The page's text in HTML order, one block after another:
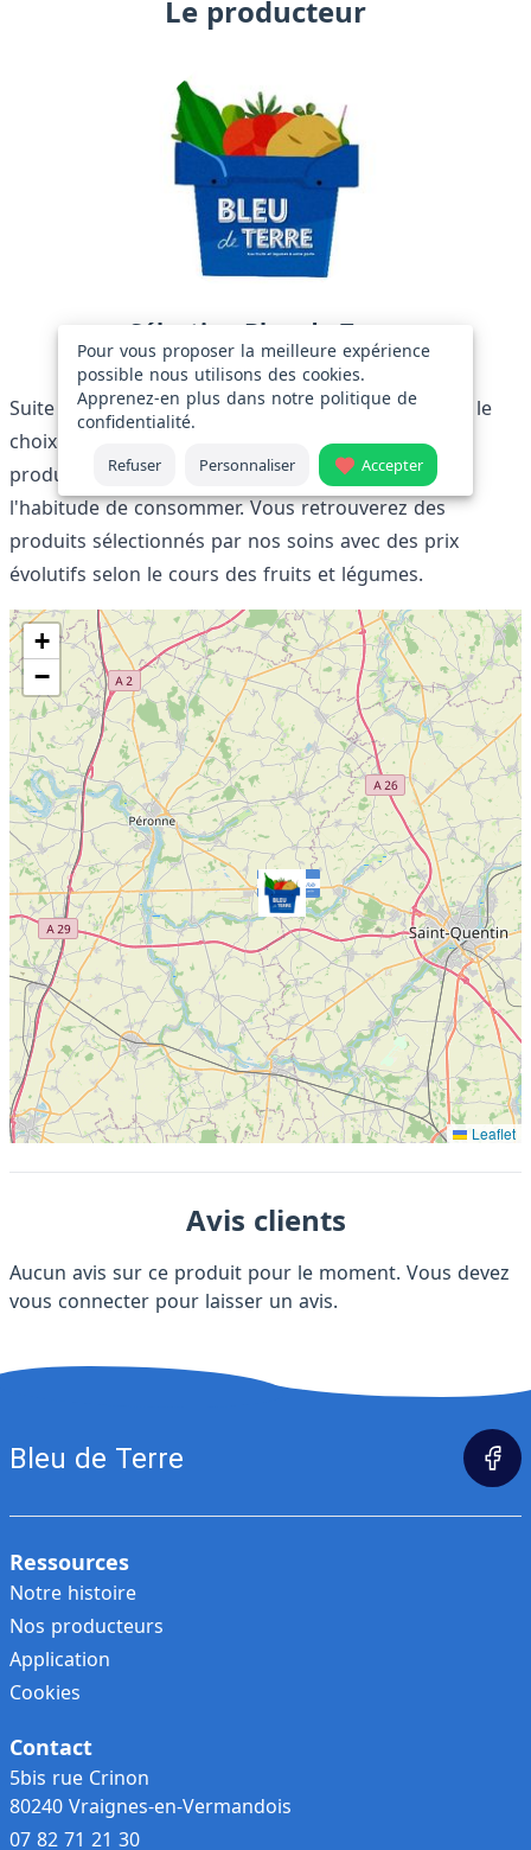
Pour vous proposer la meilleure expérience
possible nous utilisons des cookies.
Apprenez-en plus dans notre politique de
confidentialité.
Refuser Personnaliser Accepter
Le producteur
Sélection Bleu de Terre
Ce producteur se situe à 0.04km de Bleu de Terre
Suite à de nombreuses demandes, nous avons fait le
choix de compléter notre gamme locale par des
produits d'ailleurs. Des produits que nous avons
l'habitude de consommer. Vous retrouverez des
produits sélectionnés par nos soins avec des prix
évolutifs selon le cours des fruits et légumes.
+
−
Leaflet
Avis clients
Aucun avis sur ce produit pour le moment. Vous devez
vous connecter pour laisser un avis.
Bleu de Terre
Ressources
Notre histoire
Nos producteurs
Application
Cookies
Contact
5bis rue Crinon
80240 Vraignes-en-Vermandois
07 82 71 21 30